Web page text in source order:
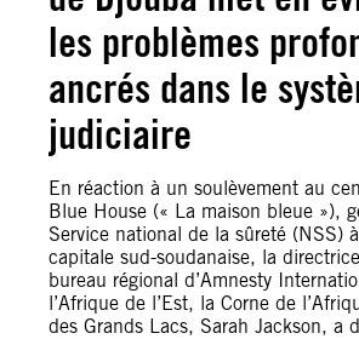
les problèmes
ancrés dans le
judiciaire
En réaction à un soulèvement au
Blue House (« La maison bleue »),
Service national de la sûreté (NSS)
capitale sud-soudanaise, la
bureau régional d’Amnesty
l’Afrique de l’Est, la Corne de
des Grands Lacs, Sarah Jackson, a